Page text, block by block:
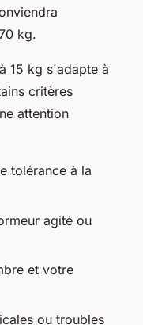
kg.
15 kg s'adapte à
critères
attention
tolérance à la
agité ou
et votre
ou troubles